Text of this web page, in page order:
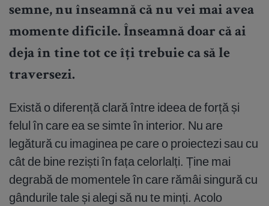
semne, nu înseamnă că nu vei mai avea
momente dificile. Înseamnă doar că ai
deja în tine tot ce îți trebuie ca să le
traversezi.
Există o diferență clară între ideea de forță și
felul în care ea se simte în interior. Nu are
legătură cu imaginea pe care o proiectezi sau cu
cât de bine reziști în fața celorlalți. Ține mai
degrabă de momentele în care rămâi singură cu
gândurile tale și alegi să nu te minți. Acolo